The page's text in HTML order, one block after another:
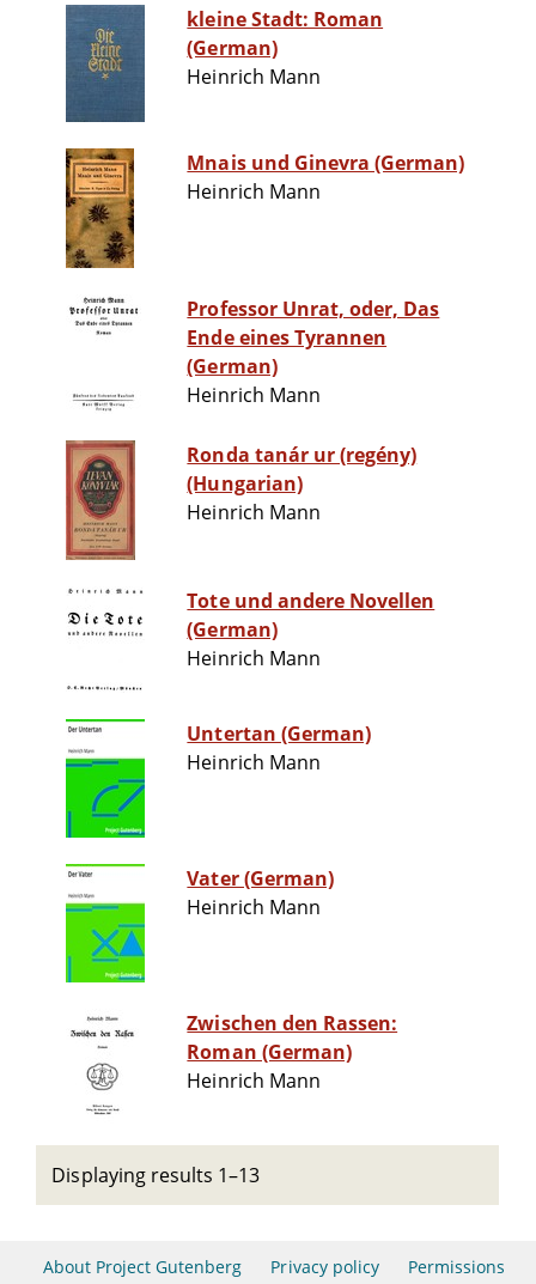
kleine Stadt: Roman
(German)
Heinrich Mann
Mnais und Ginevra (German)
Heinrich Mann
Professor Unrat, oder, Das
Ende eines Tyrannen
(German)
Heinrich Mann
Ronda tanár ur (regény)
(Hungarian)
Heinrich Mann
Tote und andere Novellen
(German)
Heinrich Mann
Untertan (German)
Heinrich Mann
Vater (German)
Heinrich Mann
Zwischen den Rassen:
Roman (German)
Heinrich Mann
Displaying results 1–13
About Project Gutenberg Privacy policy Permissions